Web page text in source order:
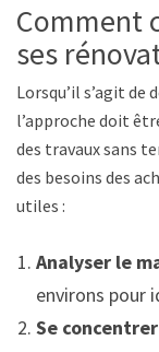
Comment
ses
Lorsqu’il s’agit
l’approche doit
des travaux sans
des besoins des
utiles :
Analyser le
environs pour
Se